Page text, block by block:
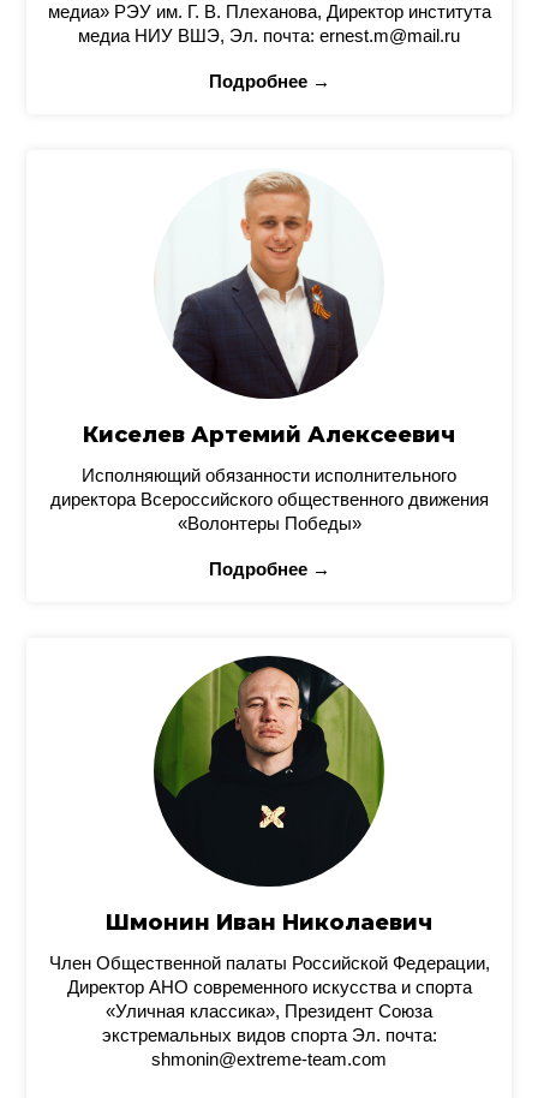
медиа» РЭУ им. Г. В. Плеханова, Директор института
медиа НИУ ВШЭ, Эл. почта: ernest.m@mail.ru
Подробнее →
Киселев Артемий Алексеевич
Исполняющий обязанности исполнительного
директора Всероссийского общественного движения
«Волонтеры Победы»
Подробнее →
Шмонин Иван Николаевич
Член Общественной палаты Российской Федерации,
Директор АНО современного искусства и спорта
«Уличная классика», Президент Союза
экстремальных видов спорта Эл. почта:
shmonin@extreme-team.com